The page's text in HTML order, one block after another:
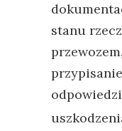
stanu
przypisanie